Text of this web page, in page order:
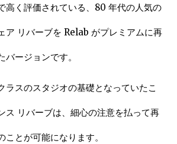
高く評価されている、80 年代の人気の
ア リバーブを Relab がプレミアムに再
ージョンです。
ラスのスタジオの基礎となっていたこ
ス リバーブは、細心の注意を払って再
とが可能になります。